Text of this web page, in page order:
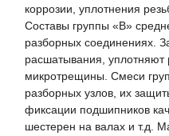
коррозии, уплотнения
Составы группы «В»
разборных соединениях.
расшатывания, уплотняют
микротрещины. Смеси
разборных узлов, их
фиксации подшипников
шестерен на валах и т.д.